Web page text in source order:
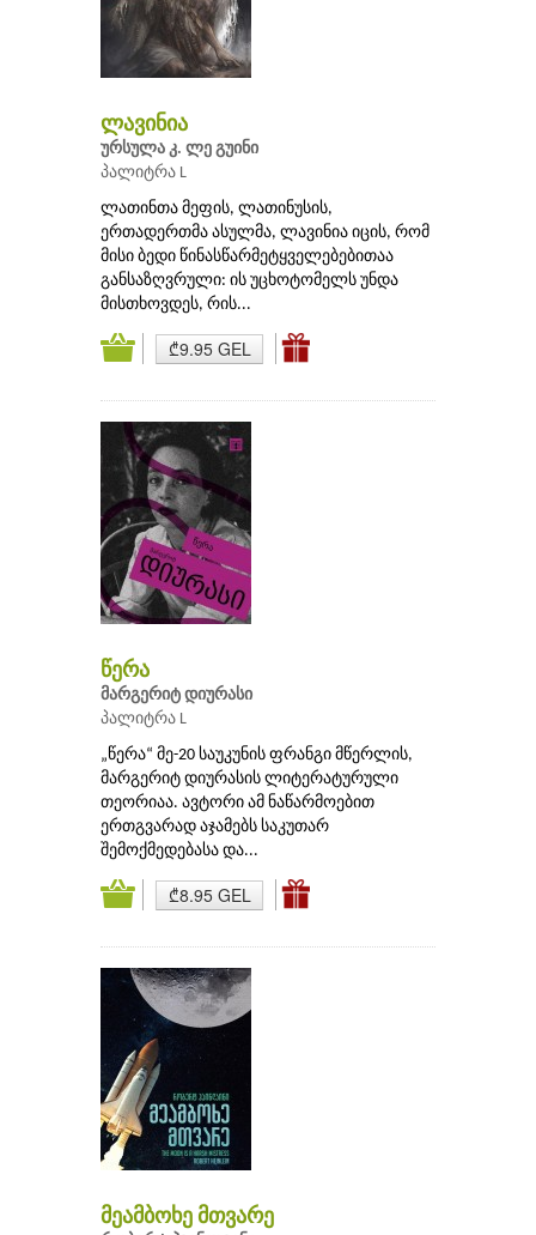
ლავინია
ურსულა კ. ლე გუინი
პალიტრა L
ლათინთა მეფის, ლათინუსის,
ერთადერთმა ასულმა, ლავინია იცის, რომ
მისი ბედი წინასწარმეტყველებებითაა
განსაზღვრული: ის უცხოტომელს უნდა
მისთხოვდეს, რის...
₾9.95 GEL
წერა
მარგერიტ დიურასი
პალიტრა L
„წერა“ მე-20 საუკუნის ფრანგი მწერლის,
მარგერიტ დიურასის ლიტერატურული
თეორიაა. ავტორი ამ ნაწარმოებით
ერთგვარად აჯამებს საკუთარ
შემოქმედებასა და...
₾8.95 GEL
მეამბოხე მთვარე